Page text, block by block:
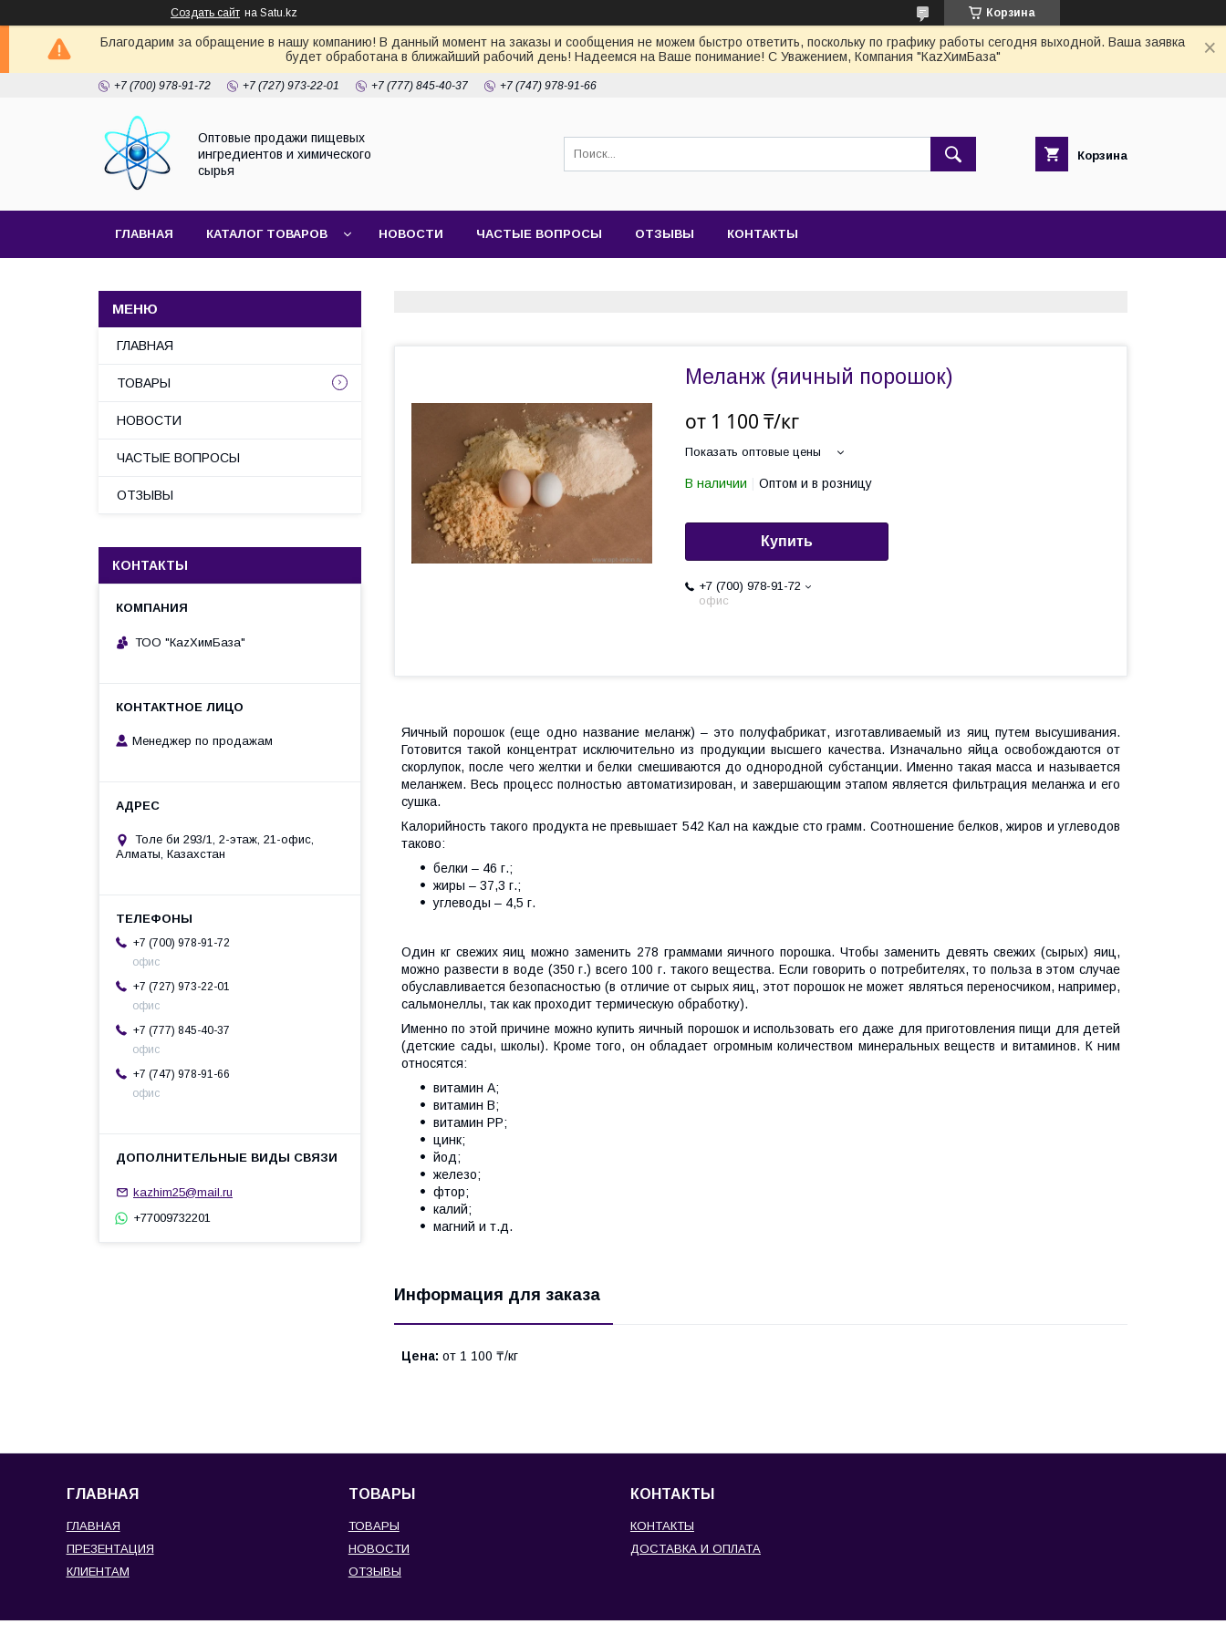
Создать сайт на Satu.kz Корзина
Благодарим за обращение в нашу компанию! В данный момент на заказы и сообщения не можем быстро ответить, поскольку по графику работы сегодня выходной. Ваша заявка
будет обработана в ближайший рабочий день! Надеемся на Ваше понимание! С Уважением, Компания "КаzХимБаза"
+7 (700) 978-91-72 +7 (727) 973-22-01 +7 (777) 845-40-37 +7 (747) 978-91-66
Оптовые продажи пищевых
ингредиентов и химического
сырья
Корзина
ГЛАВНАЯ КАТАЛОГ ТОВАРОВ НОВОСТИ ЧАСТЫЕ ВОПРОСЫ ОТЗЫВЫ КОНТАКТЫ
Меланж (яичный порошок)
от 1 100 ₸/кг
Показать оптовые цены
В наличии Оптом и в розницу
Купить
+7 (700) 978-91-72
офис
Яичный порошок (еще одно название меланж) – это полуфабрикат, изготавливаемый из яиц путем высушивания.
Готовится такой концентрат исключительно из продукции высшего качества. Изначально яйца освобождаются от
скорлупок, после чего желтки и белки смешиваются до однородной субстанции. Именно такая масса и называется
меланжем. Весь процесс полностью автоматизирован, и завершающим этапом является фильтрация меланжа и его
сушка.
Калорийность такого продукта не превышает 542 Кал на каждые сто грамм. Соотношение белков, жиров и углеводов
таково:
белки – 46 г.;
жиры – 37,3 г.;
углеводы – 4,5 г.
Один кг свежих яиц можно заменить 278 граммами яичного порошка. Чтобы заменить девять свежих (сырых) яиц,
можно развести в воде (350 г.) всего 100 г. такого вещества. Если говорить о потребителях, то польза в этом случае
обуславливается безопасностью (в отличие от сырых яиц, этот порошок не может являться переносчиком, например,
сальмонеллы, так как проходит термическую обработку).
Именно по этой причине можно купить яичный порошок и использовать его даже для приготовления пищи для детей
(детские сады, школы). Кроме того, он обладает огромным количеством минеральных веществ и витаминов. К ним
относятся:
витамин А;
витамин В;
витамин РР;
цинк;
йод;
железо;
фтор;
калий;
магний и т.д.
Информация для заказа
Цена: от 1 100 ₸/кг
ГЛАВНАЯ
ТОВАРЫ
НОВОСТИ
ЧАСТЫЕ ВОПРОСЫ
ОТЗЫВЫ
КОНТАКТЫ
ТОО "КаzХимБаза"
Менеджер по продажам
Толе би 293/1, 2-этаж, 21-офис,
Алматы, Казахстан
+7 (700) 978-91-72
офис
+7 (727) 973-22-01
офис
+7 (777) 845-40-37
офис
+7 (747) 978-91-66
офис
kazhim25@mail.ru
+77009732201
ГЛАВНАЯ
ГЛАВНАЯ
ПРЕЗЕНТАЦИЯ
КЛИЕНТАМ
ТОВАРЫ
ТОВАРЫ
НОВОСТИ
ОТЗЫВЫ
КОНТАКТЫ
КОНТАКТЫ
ДОСТАВКА И ОПЛАТА